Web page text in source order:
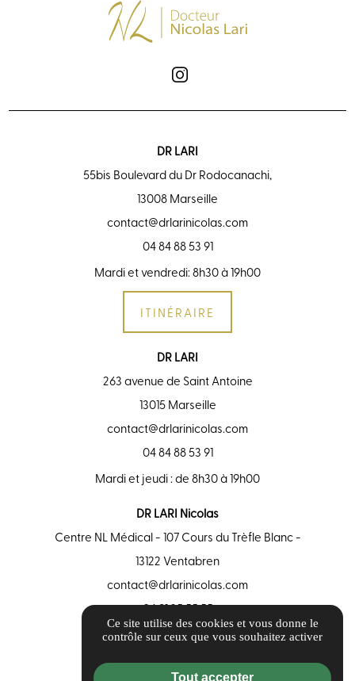
DR LARI
55bis Boulevard du Dr Rodocanachi,
13008 Marseille
contact@drlarinicolas.com
04 84 88 53 91
Mardi et vendredi: 8h30 à 19h00
ITINÉRAIRE
DR LARI
263 avenue de Saint Antoine
13015 Marseille
contact@drlarinicolas.com
04 84 88 53 91
Mardi et jeudi : de 8h30 à 19h00
DR LARI Nicolas
Centre NL Médical - 107 Cours du Trèfle Blanc -
13122 Ventabren
contact@drlarinicolas.com
04 91 25 55 55
Guide local
Informations complémentaires
Ce site utilise des cookies et vous donne le
contrôle sur ceux que vous souhaitez activer
Tout accepter